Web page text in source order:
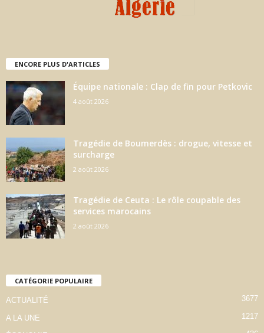
ENCORE PLUS D'ARTICLES
Équipe nationale : Clap de fin pour Petkovic
4 août 2026
Tragédie de Boumerdès : drogue, vitesse et
surcharge
2 août 2026
Tragédie de Ceuta : Le rôle coupable des
services marocains
2 août 2026
CATÉGORIE POPULAIRE
ACTUALITÉ 3677
A LA UNE 1217